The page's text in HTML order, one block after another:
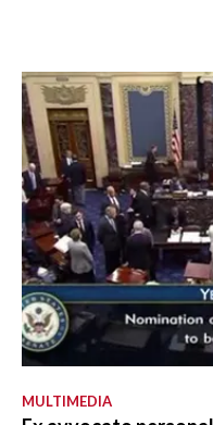
MULTIMEDIA